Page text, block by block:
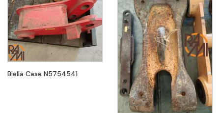
Biella Case N5754541